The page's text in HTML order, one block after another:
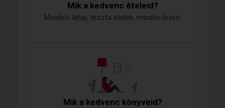
Mik a kedvenc ételeid?
Mexikói, kínai, tészta ételek, minden leves.
Mik a kedvenc könyveid?